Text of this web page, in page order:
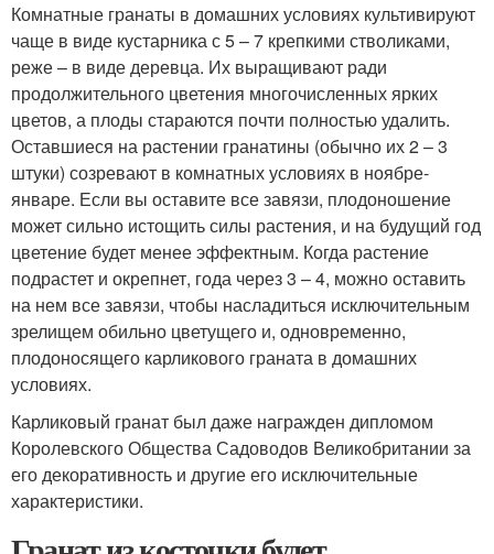
Комнатные гранаты в домашних условиях культивируют
чаще в виде кустарника с 5 – 7 крепкими стволиками,
реже – в виде деревца. Их выращивают ради
продолжительного цветения многочисленных ярких
цветов, а плоды стараются почти полностью удалить.
Оставшиеся на растении гранатины (обычно их 2 – 3
штуки) созревают в комнатных условиях в ноябре-
январе. Если вы оставите все завязи, плодоношение
может сильно истощить силы растения, и на будущий год
цветение будет менее эффектным. Когда растение
подрастет и окрепнет, года через 3 – 4, можно оставить
на нем все завязи, чтобы насладиться исключительным
зрелищем обильно цветущего и, одновременно,
плодоносящего карликового граната в домашних
условиях.
Карликовый гранат был даже награжден дипломом
Королевского Общества Садоводов Великобритании за
его декоративность и другие его исключительные
характеристики.